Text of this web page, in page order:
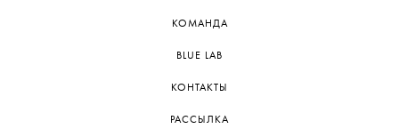
КОМАНДА
BLUE LAB
КОНТАКТЫ
РАССЫЛКА